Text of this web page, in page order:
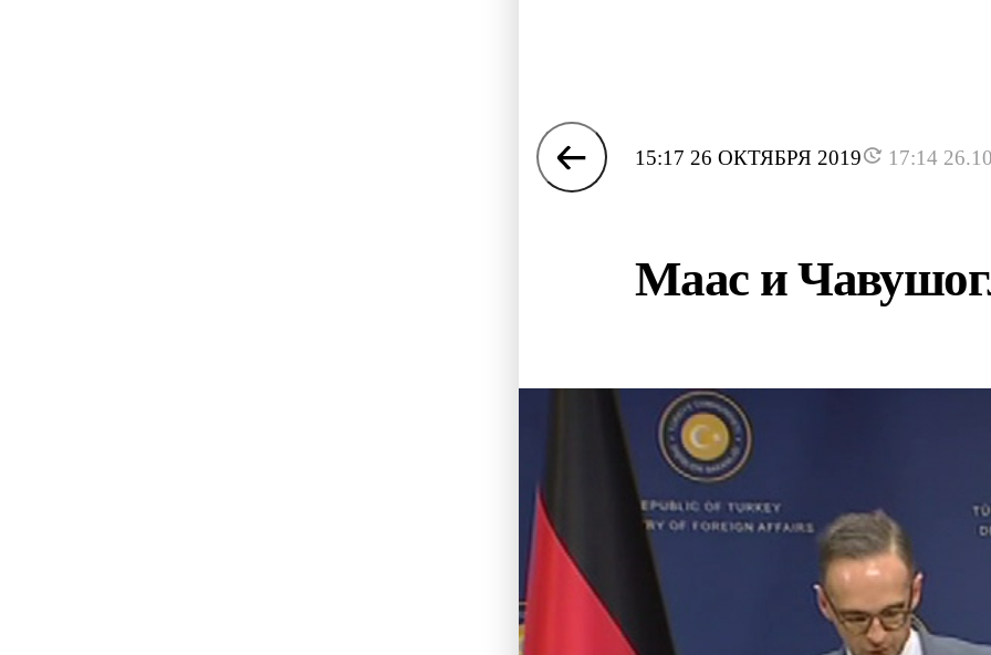
15:17 26 ОКТЯБРЯ 2019 17:14
Маас и